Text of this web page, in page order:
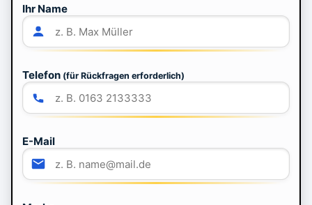
Ihr Name
Telefon (für Rückfragen erforderlich)
E-Mail